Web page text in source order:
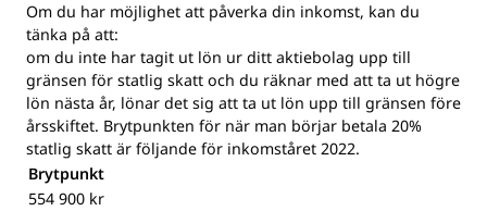
Om du har möjlighet att påverka din inkomst, kan du
tänka på att:
om du inte har tagit ut lön ur ditt aktiebolag upp till
gränsen för statlig skatt och du räknar med att ta ut högre
lön nästa år, lönar det sig att ta ut lön upp till gränsen före
årsskiftet. Brytpunkten för när man börjar betala 20%
statlig skatt är följande för inkomståret 2022.
Brytpunkt
554 900 kr